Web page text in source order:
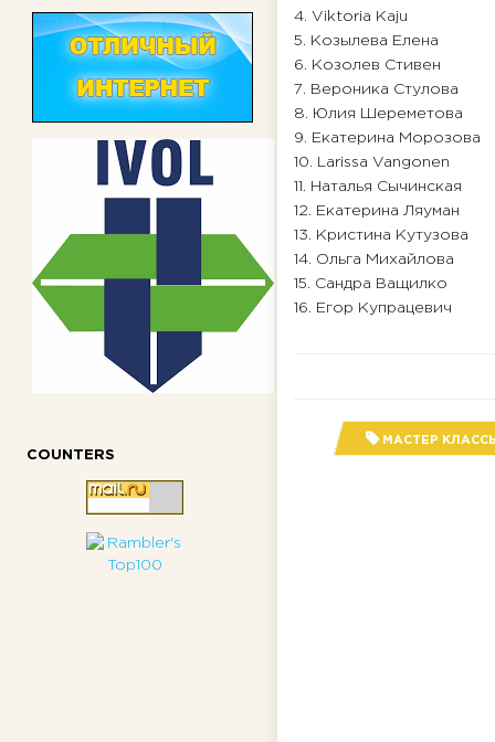
COUNTERS
4. Viktoria Kaju
5. Козылева Елена
6. Козолев Стивен
7. Вероника Стулова
8. Юлия Шереметова
9. Екатерина Морозова
10. Larissa Vangonen
11. Наталья Сычинская
12. Екатерина Ляуман
13. Кристина Кутузова
14. Ольга Михайлова
15. Сандра Ващилко
16. Егор Купрацевич
МАСТЕР